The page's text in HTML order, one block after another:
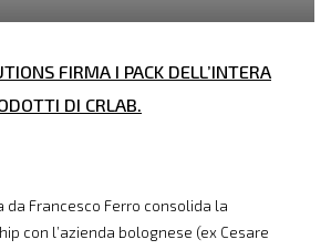
FIRMA I PACK DELL’INTERA
DI CRLAB.
da Francesco Ferro consolida la
con l’azienda bolognese (ex Cesare